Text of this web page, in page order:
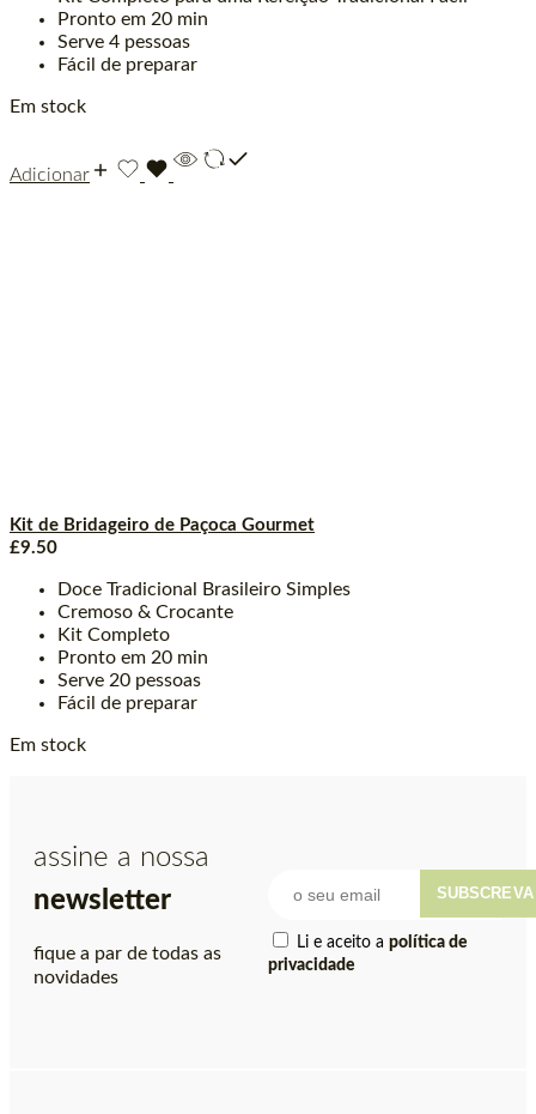
Pronto em 20 min
Serve 4 pessoas
Fácil de preparar
Em stock
Adicionar
Kit de Bridageiro de Paçoca Gourmet
£9.50
Doce Tradicional Brasileiro Simples
Cremoso & Crocante
Kit Completo
Pronto em 20 min
Serve 20 pessoas
Fácil de preparar
Em stock
assine a nossa
newsletter
fique a par de todas as
novidades
Li e aceito a política de
privacidade
SUBSCREVA